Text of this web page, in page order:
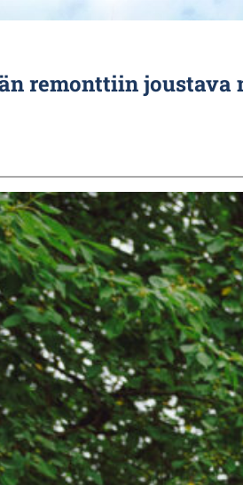
remonttiin joustava